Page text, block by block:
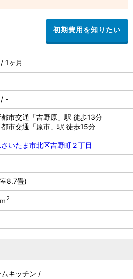
1ヶ月
-
市交通「吉野原」駅 徒歩13分
市交通「原市」駅 徒歩15分
いたま市北区吉野町２丁目
8.7畳)
2
キッチン /